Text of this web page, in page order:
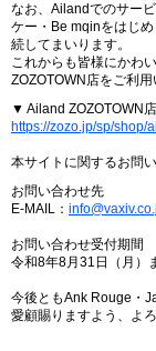
なお、Ailandでのサー
ケー・Be mqinをはじ
続してまいります。
これからも皆様にかわ
ZOZOTOWN店をご利用
▼ Ailand ZOZOTOWN
https://zozo.jp/sp/shop/
本サイトに関するお問
お問い合わせ先
E-MAIL：
お問い合わせ受付期間
令和8年8月31日（月）
今後ともAnk Rouge・
愛顧賜りますよう、よ